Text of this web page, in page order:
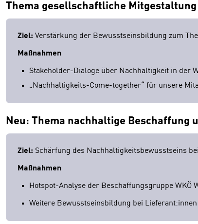
Thema gesellschaftliche Mitgestaltung
Ziel: Verstärkung der Bewusstseinsbildung zum
Maßnahmen
Stakeholder-Dialoge über Nachhaltigkeit in der
„Nachhaltigkeits-Come-together“ für unsere
Neu: Thema nachhaltige Beschaffung
Ziel: Schärfung des Nachhaltigkeitsbewusstseins
Maßnahmen
Hotspot-Analyse der Beschaffungsgruppe
Weitere Bewusstseinsbildung bei Lieferant:innen